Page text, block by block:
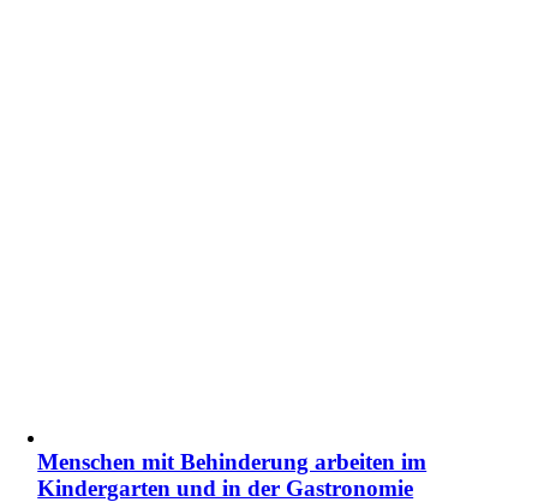
Menschen mit Behinderung arbeiten im
Kindergarten und in der Gastronomie